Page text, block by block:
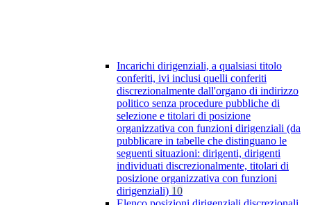
Incarichi dirigenziali, a qualsiasi titolo
conferiti, ivi inclusi quelli conferiti
discrezionalmente dall'organo di indirizzo
politico senza procedure pubbliche di
selezione e titolari di posizione
organizzativa con funzioni dirigenziali (da
pubblicare in tabelle che distinguano le
seguenti situazioni: dirigenti, dirigenti
individuati discrezionalmente, titolari di
posizione organizzativa con funzioni
dirigenziali) 10